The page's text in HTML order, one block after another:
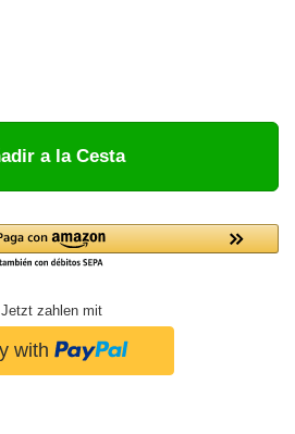
a la Cesta
Jetzt zahlen mit